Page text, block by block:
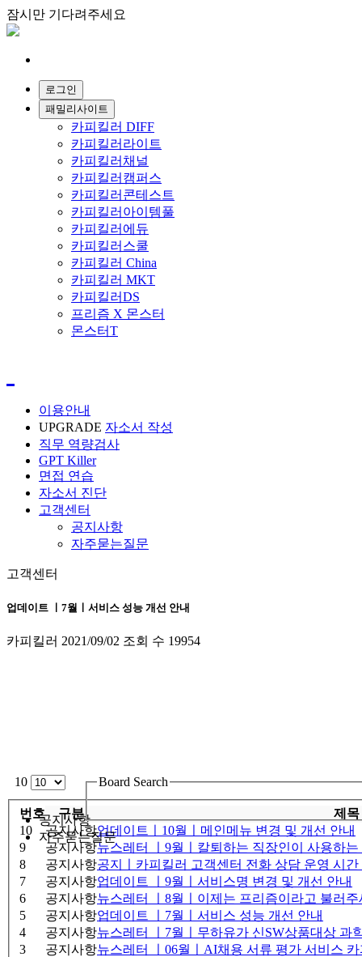
잠시만 기다려주세요
패밀리사이트
카피킬러 DIFF
카피킬러라이트
카피킬러채널
카피킬러캠퍼스
카피킬러콘테스트
카피킬러아이템풀
카피킬러에듀
카피킬러스쿨
카피킬러 China
카피킬러 MKT
카피킬러DS
프리즘 X 몬스터
몬스터T
이용안내
UPGRADE 자소서 작성
직무 역량검사
GPT Killer
면접 연습
자소서 진단
고객센터
공지사항
자주묻는질문
고객센터
업데이트 ㅣ7월ㅣ서비스 성능 개선 안내
카피킬러 2021/09/02 조회 수 19954
10
공지사항
자주묻는질문
Board Search
번호 구분
제목
10
공지사항업데이트ㅣ10월ㅣ메인메뉴 변경 및 개선 안내
9
공지사항뉴스레터 ㅣ9월ㅣ칼퇴하는 직장인이 사용하
8
공지사항공지ㅣ카피킬러 고객센터 전화 상담 운영 시
7
공지사항업데이트 ㅣ9월ㅣ서비스명 변경 및 개선 안내
6
공지사항뉴스레터 ㅣ8월ㅣ이제는 프리즘이라고 불러
5
공지사항업데이트 ㅣ7월ㅣ서비스 성능 개선 안내
4
공지사항뉴스레터 ㅣ7월ㅣ무하유가 신SW상품대상
3
공지사항뉴스레터 ㅣ06월ㅣAI채용 서류 평가 서비스